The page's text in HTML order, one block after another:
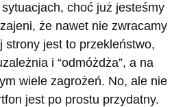
choć już jesteśmy
że nawet nie zwracamy
strony jest to przekleństwo,
i “odmóżdża”, a na
wiele zagrożeń. No, ale nie
jest po prostu przydatny.